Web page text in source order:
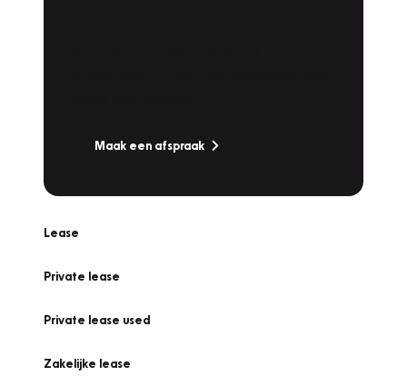
Maak een afspraak
Lease
Private lease
Private lease used
Zakelijke lease